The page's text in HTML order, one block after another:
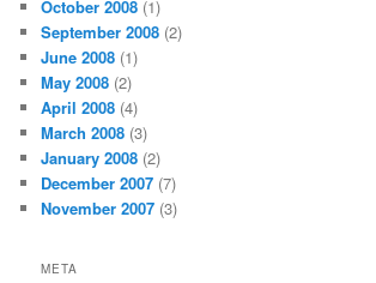
October 2008 (1)
September 2008 (2)
June 2008 (1)
May 2008 (2)
April 2008 (4)
March 2008 (3)
January 2008 (2)
December 2007 (7)
November 2007 (3)
META